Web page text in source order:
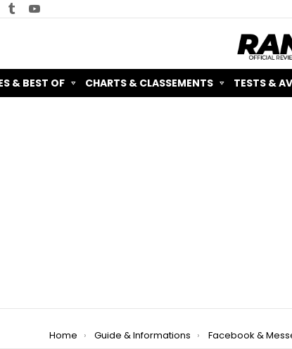
pinterest
& BEST OF CHARTS & CLASSEMENTS TESTS &
You are here:
Home Guide & Informations Facebook &